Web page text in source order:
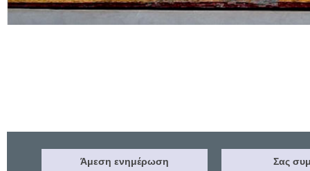
Άμεση ενημέρωση Σας